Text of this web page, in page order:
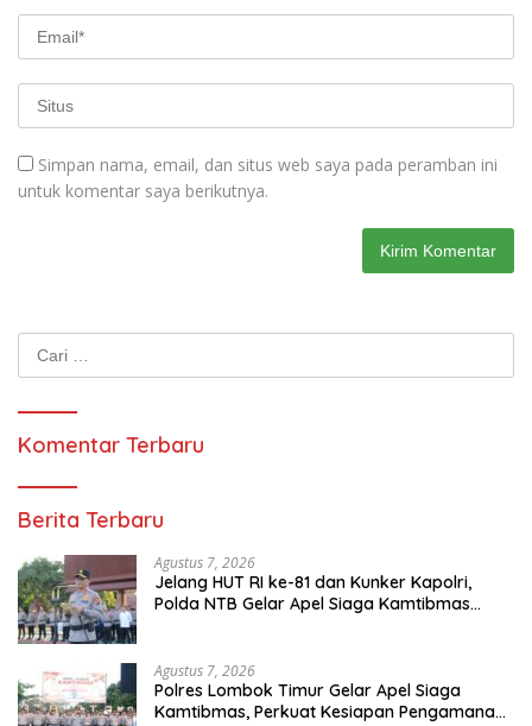
Simpan nama, email, dan situs web saya pada peramban ini
untuk komentar saya berikutnya.
Komentar Terbaru
Berita Terbaru
Agustus 7, 2026
Jelang HUT RI ke-81 dan Kunker Kapolri,
Polda NTB Gelar Apel Siaga Kamtibmas
Agustus 7, 2026
Polres Lombok Timur Gelar Apel Siaga
Kamtibmas, Perkuat Kesiapan Pengamanan